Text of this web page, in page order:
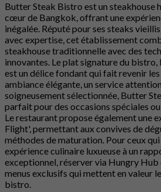
Butter Steak Bistro est un steakhouse
cœur de Bangkok, offrant une
inégalée. Réputé pour ses steaks
avec expertise, cet établissement
steakhouse traditionnelle avec des
innovantes. Le plat signature du
est un délice fondant qui fait revenir
ambiance élégante, un service
soigneusement sélectionnée, Butter
parfait pour des occasions spéciales
Le restaurant propose également une
Flight', permettant aux convives de
méthodes de maturation. Pour ceux
expérience culinaire luxueuse à un
exceptionnel, réserver via Hungry
menus exclusifs qui mettent en valeur
bistro.